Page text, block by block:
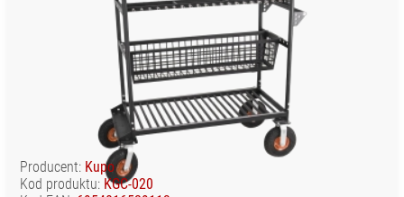
Producent: Kupo
Kod produktu: KGC-020
STUDYJNE
KOLUMNOWE
SYSTEMY
ZAWIESZENIA
LAMP
TORBY NA
SPRZĘT STUDYJNY